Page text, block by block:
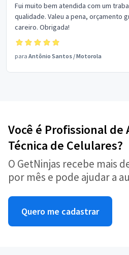
Fui muito bem atendida com um
qualidade. Valeu a pena, orçamento
careiro. Obrigada!
para Antônio Santos /Motorola
Você é Profissional de
Técnica de Celulares?
O GetNinjas recebe mais
por mês e pode ajudar a
Quero me cadastrar